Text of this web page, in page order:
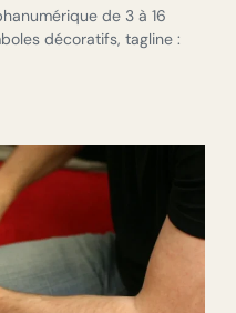
de 3 à 16
décoratifs, tagline :